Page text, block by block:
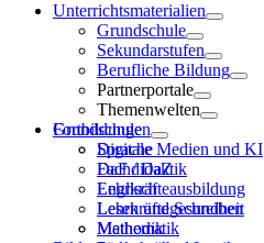
Unterrichtsmaterialien
Grundschule
Sekundarstufen
Berufliche Bildung
Partnerportale
Themenwelten
Grundschule
Sprache
DaF / DaZ
Englisch
Lesen und Schreiben
Mathematik
Fortbildungen
Digitale Medien und KI
Fachdidaktik
Lehrkräfteausbildung
Lehrkräftegesundheit
Methodik